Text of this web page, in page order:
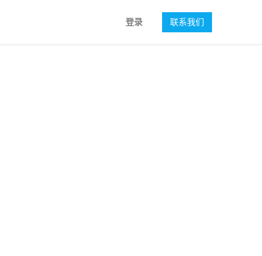
登录 联系我们